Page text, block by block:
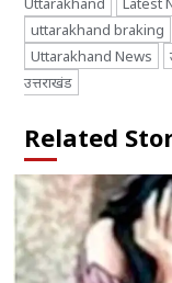
uttarakhand braking
Uttarakhand News
उत्तराखंड
Related